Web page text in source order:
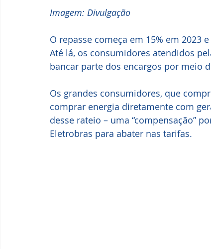
Imagem: Divulgação
O repasse começa em 15% em 2023
Até lá, os consumidores atendidos
bancar parte dos encargos por meio
Os grandes consumidores, que
comprar energia diretamente com
desse rateio – uma “compensação”
Eletrobras para abater nas tarifas.